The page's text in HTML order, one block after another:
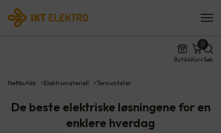
ButikkKurv
0
Søk
Nettbutikk Elektromateriell Termostater
De beste elektriske løsningene for en
enklere hverdag